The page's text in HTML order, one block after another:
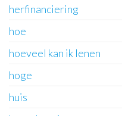
herfinanciering
hoe
hoeveel kan ik lenen
hoge
huis